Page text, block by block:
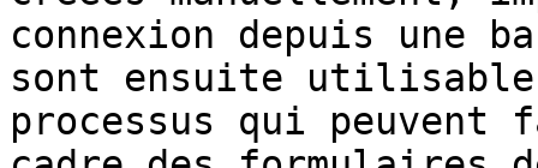
connexion depuis une
sont ensuite
processus qui